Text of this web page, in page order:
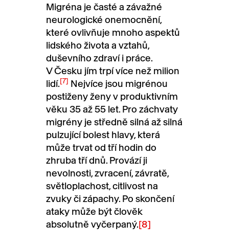
Migréna je časté a závažné
neurologické onemocnění,
které ovlivňuje mnoho aspektů
lidského života a vztahů,
duševního zdraví i práce.
V Česku jím trpí více než milion
lidí.[7] Nejvíce jsou migrénou
postiženy ženy v produktivním
věku 35 až 55 let. Pro záchvaty
migrény je středně silná až silná
pulzující bolest hlavy, která
může trvat od tří hodin do
zhruba tří dnů. Provází ji
nevolnosti, zvracení, závratě,
světloplachost, citlivost na
zvuky či zápachy. Po skončení
ataky může být člověk
absolutně vyčerpaný.[8]